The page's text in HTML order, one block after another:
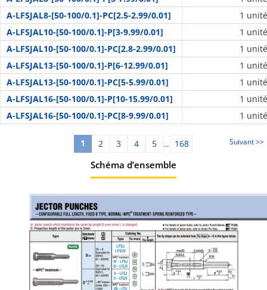
A-LFSJAL8-[50-100/0.1]-PC[2.5-2.99/0.01]
1
A-LFSJAL10-[50-100/0.1]-P[3-9.99/0.01]
1
A-LFSJAL10-[50-100/0.1]-PC[2.8-2.99/0.01]
1
A-LFSJAL13-[50-100/0.1]-P[6-12.99/0.01]
1
A-LFSJAL13-[50-100/0.1]-PC[5-5.99/0.01]
1
A-LFSJAL16-[50-100/0.1]-P[10-15.99/0.01]
1
A-LFSJAL16-[50-100/0.1]-PC[8-9.99/0.01]
1
1 2 3 4 5 ... 168 Suivant >>
Schéma d’ensemble